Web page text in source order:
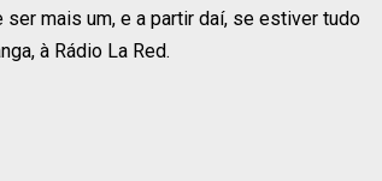
mais um, e a partir daí, se estiver tudo
à Rádio La Red.